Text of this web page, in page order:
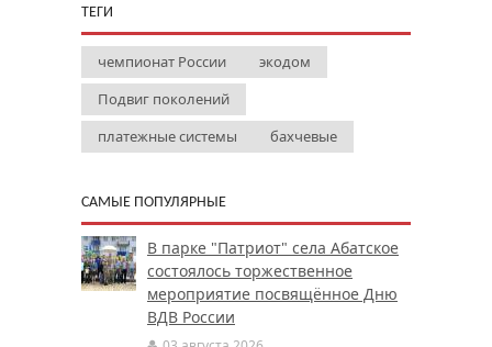
ТЕГИ
чемпионат России
экодом
Подвиг поколений
платежные системы
бахчевые
САМЫЕ ПОПУЛЯРНЫЕ
В парке "Патриот" села Абатское
состоялось торжественное
мероприятие посвящённое Дню
ВДВ России